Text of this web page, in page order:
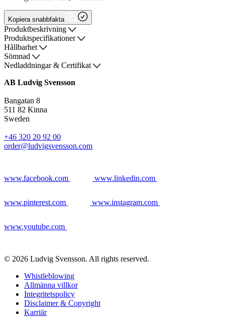
Kopiera snabbfakta
Produktbeskrivning
Produktspecifikationer
Hållbarhet
Sömnad
Nedladdningar & Certifikat
AB Ludvig Svensson
Bangatan 8
511 82 Kinna
Sweden
+46 320 20 92 00
order@ludvigsvensson.com
www.facebook.com www.linkedin.com
www.pinterest.com www.instagram.com
www.youtube.com
© 2026 Ludvig Svensson. All rights reserved.
Whistleblowing
Allmänna villkor
Integritetspolicy
Disclaimer & Copyright
Karriär